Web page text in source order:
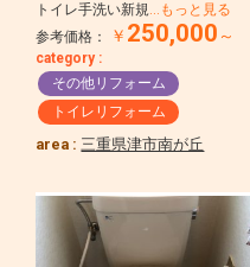
トイレ手洗い新規…もっと見る
参考価格：
￥ 250,000 ～
category :
その他リフォーム
トイレリフォーム
area : 三重県津市南が丘